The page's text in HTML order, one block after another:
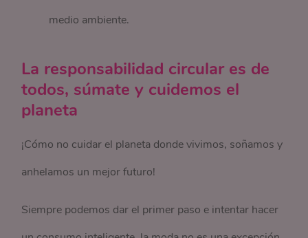
medio ambiente.
La responsabilidad circular es de
todos, súmate y cuidemos el
planeta
¡Cómo no cuidar el planeta donde vivimos, soñamos y
anhelamos un mejor futuro!
Siempre podemos dar el primer paso e intentar hacer